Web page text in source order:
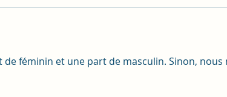
féminin et une part de masculin. Sinon, nous